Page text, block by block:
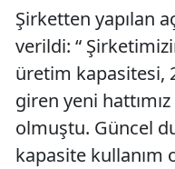
Şirketten yapılan
verildi: “
üretim kapasitesi,
giren yeni
olmuştu. Güncel
kapasite kullanım